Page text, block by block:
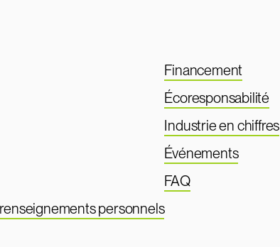
personnels
Financement
Écoresponsabilité
Industrie en chiffres
Événements
FAQ